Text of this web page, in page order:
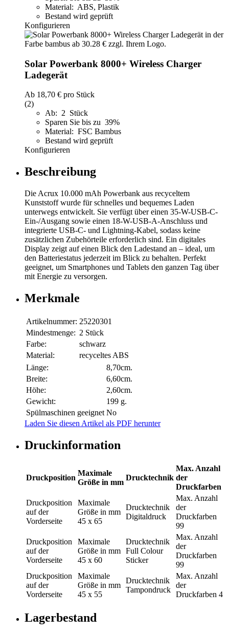
Material: ABS, Plastik
Bestand wird geprüft
Konfigurieren
Solar Powerbank 8000+ Wireless Charger
Ladegerät
Ab 18,70 € pro Stück
(2)
Ab: 2 Stück
Sparen Sie bis zu 39%
Material: FSC Bambus
Bestand wird geprüft
Konfigurieren
Beschreibung
Die Acrux 10.000 mAh Powerbank aus recyceltem
Kunststoff wurde für schnelles und bequemes Laden
unterwegs entwickelt. Sie verfügt über einen 35-W-USB-C-
Ein-/Ausgang sowie einen 18-W-USB-A-Anschluss und
integrierte USB-C- und Lightning-Kabel, sodass keine
zusätzlichen Zubehörteile erforderlich sind. Ein digitales
Display zeigt auf einen Blick den Ladestand an – ideal, um
den Batteriestatus jederzeit im Blick zu behalten. Perfekt
geeignet, um Smartphones und Tablets den ganzen Tag über
mit Energie zu versorgen.
Merkmale
Artikelnummer: 25220301
Mindestmenge: 2 Stück
Farbe:
schwarz
Material:
recyceltes ABS
Länge:
8,70cm.
Breite:
6,60cm.
Höhe:
2,60cm.
Gewicht:
199 g.
Spülmaschinen geeignet No
Laden Sie diesen Artikel als PDF herunter
Druckinformation
Druckposition
Maximale
Größe in mm
Drucktechnik
Max. Anzahl
der
Druckfarben
Druckposition
auf der
Vorderseite
Maximale
Größe in mm
45 x 65
Drucktechnik
Digitaldruck
Max. Anzahl
der
Druckfarben
99
Druckposition
auf der
Vorderseite
Maximale
Größe in mm
45 x 60
Drucktechnik
Full Colour
Sticker
Max. Anzahl
der
Druckfarben
99
Druckposition
auf der
Vorderseite
Maximale
Größe in mm
45 x 55
Drucktechnik
Tampondruck
Max. Anzahl
der
Druckfarben 4
Lagerbestand